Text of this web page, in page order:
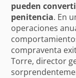
pueden
penitencia. En
operaciones
compraventa
Torre, director